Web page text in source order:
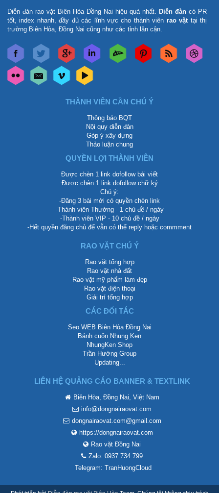
Diễn đàn rao vặt Biên Hòa Đồng Nai hiệu quả nhất. Diễn đàn có PR
tốt, index nhanh, đầy đủ các lĩnh vực cho thành viên rao vặttại thị
trường Biên Hòa, Đồng Nai cũng như các tỉnh lân cận.
THÀNH VIÊN CẦN CHÚ Ý
Thông báo BQT
Nội quy diễn đàn
Góp ý xây dựng
Thảo luận chung
QUYỀN LỢI THÀNH VIÊN
Được chèn 1 link dofollow bài viết
Được chèn 1 link dofollow chữ ký
Chú ý:
-Đăng 3 bài mới có quyền chèn link
-Thành viên Thường - 1 chủ đề / ngày
-Thành viên VIP - 10 chủ đề / ngày
-Hết quyền đăng chủ để vẫn có thể reply hoặc commment
RAO VẶT CHÚ Ý
Rao vặt tổng hợp
Rao vặt nhà đất
Rao vặt mỹ phẩm làm đẹp
Rao vặt điện thoại
Giải trí tổng hợp
CÁC ĐỐI TÁC
Seo WEB Biên Hòa Đồng Nai
Bánh cuốn Nhung Ken
NhungKen Shop
Trần Hướng Group
Updating...
LIÊN HỆ QUẢNG CÁO BANNER & TEXTLINK
Biên Hòa, Đồng Nai, Việt Nam
info@dongnairaovat.com
dongnairaovat.com@gmail.com
https://dongnairaovat.com
Rao vặt Đồng Nai
Zalo: 0937 734 799
Telegram: TranHuongCloud